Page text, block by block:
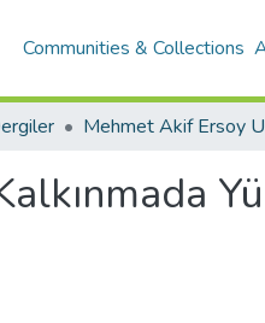
Communities & Collections